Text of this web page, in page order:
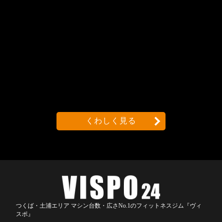
くわしく見る
つくば・土浦エリア マシン台数・広さNo.1のフィットネスジム『ヴィ
スポ』